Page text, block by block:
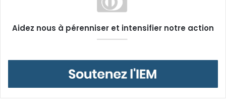
Aidez nous à pérenniser et intensifier notre action